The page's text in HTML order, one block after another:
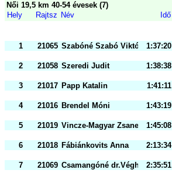
Női 19,5 km 40-54 évesek (7)
Hely
Rajtsz Név
Idő
1 21065 Szabóné Szabó Viktória1:37:20
2
21058 Szeredi Judit 1:38:38
3
21017 Papp Katalin 1:41:11
4
21016 Brendel Móni 1:43:19
5
21019 Vincze-Magyar Zsanett 1:45:08
6
21018 Fábiánkovits Anna 2:13:34
7
21069 Csamangóné dr.Végh Beáta
2:35:51